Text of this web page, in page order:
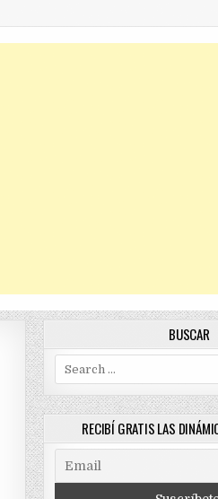
BUSCAR
Search
for:
RECIBÍ GRATIS LAS